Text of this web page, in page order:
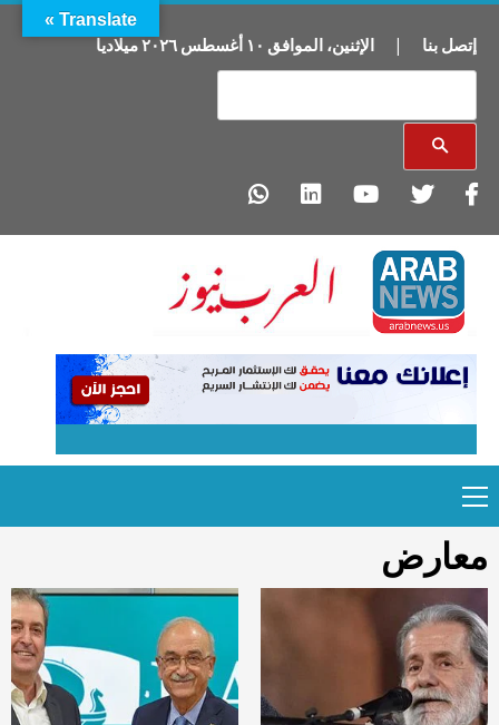
إتصل بنا | الإثنين، الموافق ١٠ أغسطس ٢٠٢٦ميلاديا
to
content
Menu
معارض
Translate »